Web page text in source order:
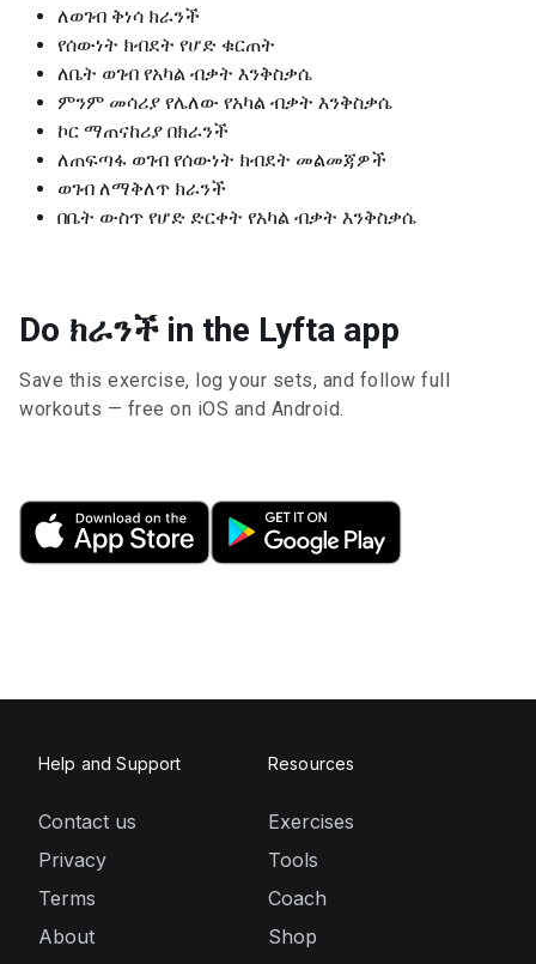
ለወገብ ቅነሳ ክራንች
የሰውነት ክብደት የሆድ ቁርጠት
ለቤት ወገብ የአካል ብቃት እንቅስቃሴ
ምንም መሳሪያ የሌለው የአካል ብቃት እንቅስቃሴ
ኮር ማጠናከሪያ በክራንች
ለጠፍጣፋ ወገብ የሰውነት ክብደት መልመጃዎች
ወገብ ለማቅለጥ ክራንች
በቤት ውስጥ የሆድ ድርቀት የአካል ብቃት እንቅስቃሴ
Do ክራንች in the Lyfta app
Save this exercise, log your sets, and follow full
workouts — free on iOS and Android.
Help and Support
Contact us
Privacy
Terms
About
Resources
Exercises
Tools
Coach
Shop